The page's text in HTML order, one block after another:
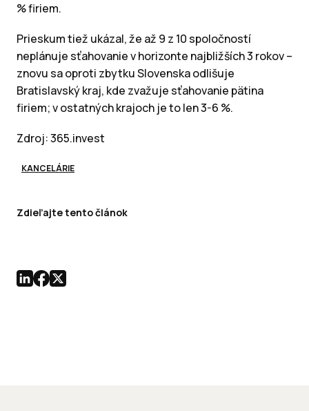
% firiem.
Prieskum tiež ukázal, že až 9 z 10 spoločností
neplánuje sťahovanie v horizonte najbližších 3 rokov –
znovu sa oproti zbytku Slovenska odlišuje
Bratislavský kraj, kde zvažuje sťahovanie pätina
firiem; v ostatných krajoch je to len 3-6 %.
Zdroj: 365.invest
KANCELÁRIE
Zdieľajte tento článok